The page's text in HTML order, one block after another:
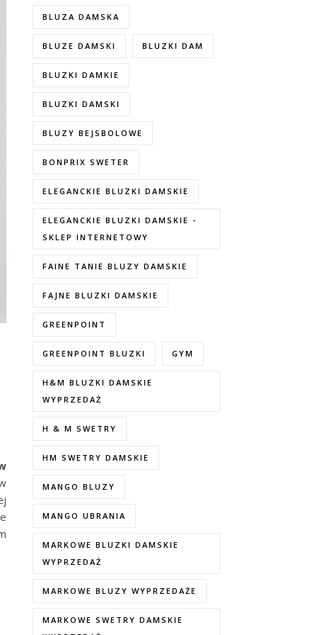
BLUZA DAMSKA
BLUZE DAMSKI BLUZKI DAM
BLUZKI DAMKIE
BLUZKI DAMSKI
BLUZY BEJSBOLOWE
BONPRIX SWETER
ELEGANCKIE BLUZKI DAMSKIE
ELEGANCKIE BLUZKI DAMSKIE -
SKLEP INTERNETOWY
FAINE TANIE BLUZY DAMSKIE
FAJNE BLUZKI DAMSKIE
GREENPOINT
GREENPOINT BLUZKI GYM
H&M BLUZKI DAMSKIE
WYPRZEDAŻ
H & M SWETRY
HM SWETRY DAMSKIE
MANGO BLUZY
MANGO UBRANIA
MARKOWE BLUZKI DAMSKIE
WYPRZEDAŻ
MARKOWE BLUZY WYPRZEDAŻE
MARKOWE SWETRY DAMSKIE